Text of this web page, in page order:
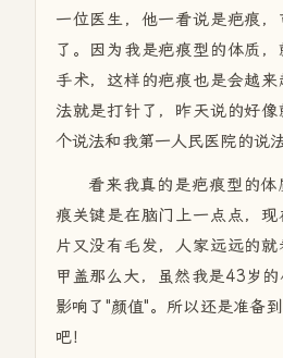
一位医生，他一看说是疤痕
了。因为我是疤痕型的体质
手术，这样的疤痕也是会越
法就是打针了，昨天说的好
个说法和我第一人民医院的说
看来我真的是疤痕型的
痕关键是在脑门上一点点，
片又没有毛发，人家远远的
甲盖那么大，虽然我是43岁
影响了"颜值"。所以还是准备
吧！